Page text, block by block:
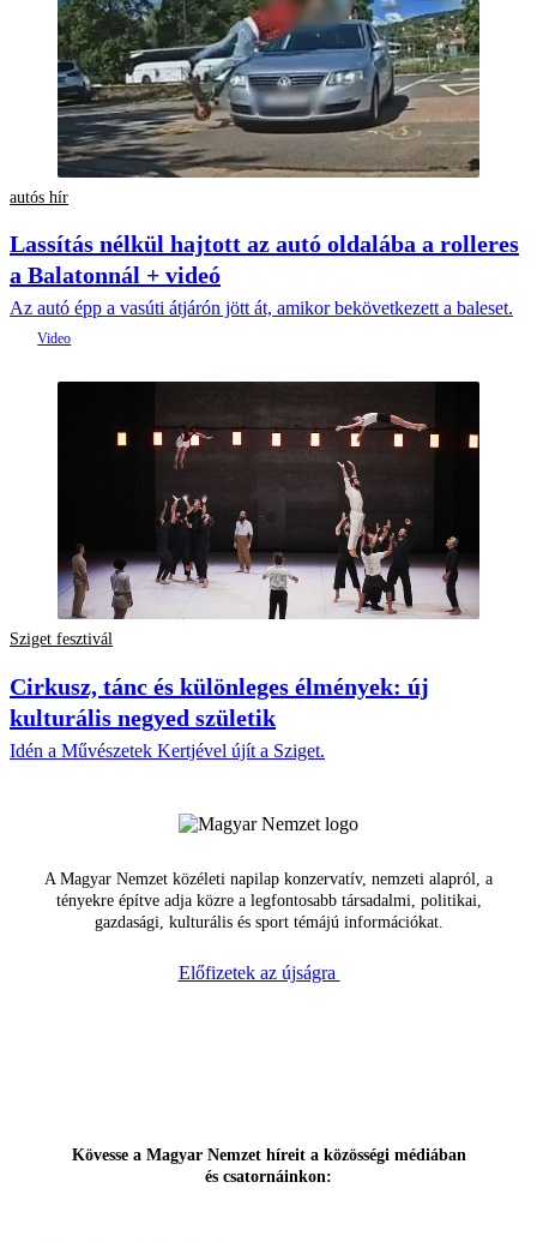
autós hír
Lassítás nélkül hajtott az autó oldalába a rolleres
a Balatonnál + videó
Az autó épp a vasúti átjárón jött át, amikor bekövetkezett a baleset.
Sziget fesztivál
Cirkusz, tánc és különleges élmények: új
kulturális negyed születik
Idén a Művészetek Kertjével újít a Sziget.
A Magyar Nemzet közéleti napilap konzervatív, nemzeti alapról, a
tényekre építve adja közre a legfontosabb társadalmi, politikai,
gazdasági, kulturális és sport témájú információkat.
Előfizetek az újságra
Kövesse a Magyar Nemzet híreit a közösségi médiában
és csatornáinkon: